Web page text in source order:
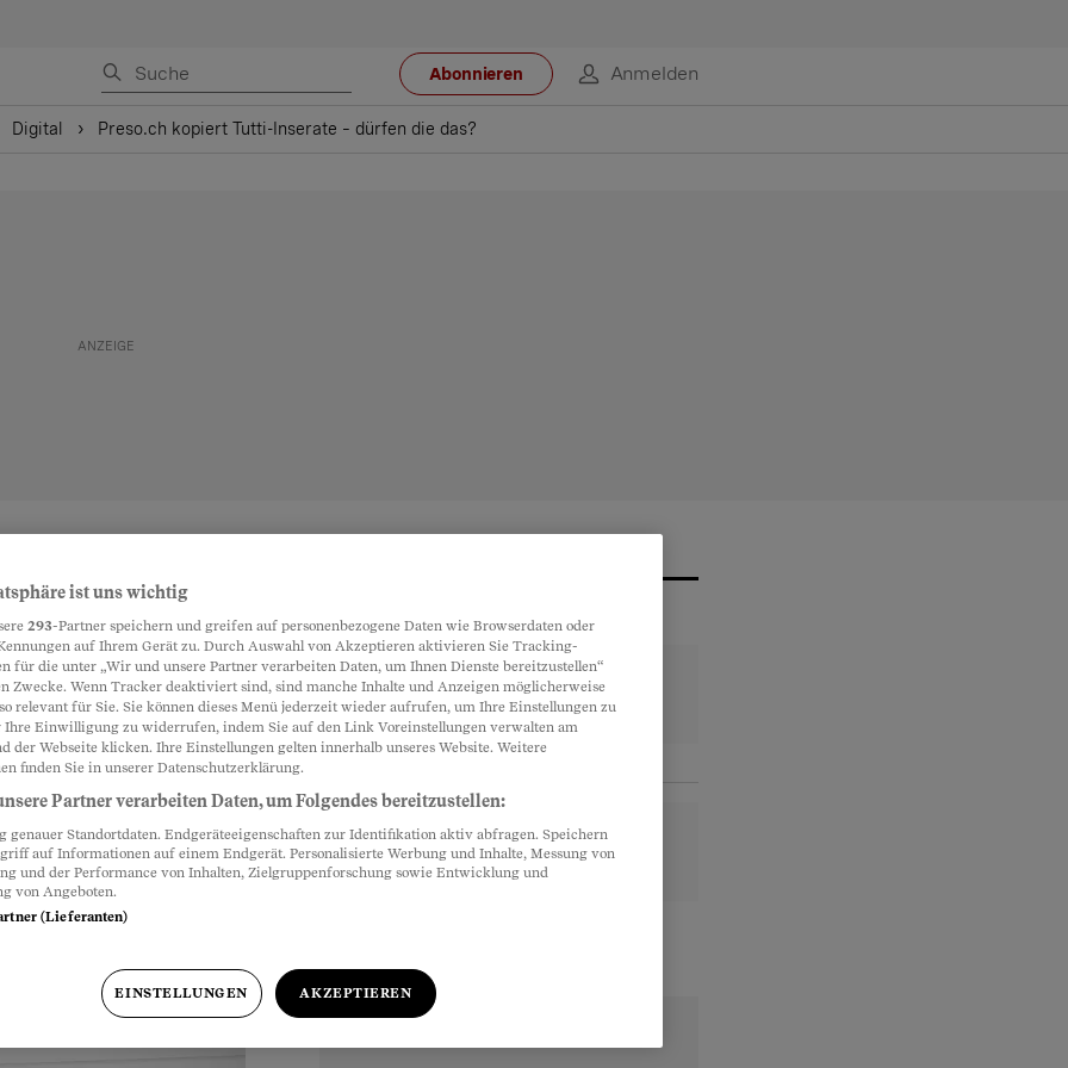
Abonnieren Anmelden
Digital Preso.ch kopiert Tutti-Inserate – dürfen die das?
–
auf der Inserate-
von
hatte ihre
ist uns wichtig
293-Partner speichern und greifen auf personenbezogene Daten wie Browserdaten oder
auf Ihrem Gerät zu. Durch Auswahl von Akzeptieren aktivieren Sie Tracking-
für die unter „Wir und unsere Partner verarbeiten Daten, um Ihnen Dienste bereitzustellen“
Zwecke. Wenn Tracker deaktiviert sind, sind manche Inhalte und Anzeigen möglicherweise
relevant für Sie. Sie können dieses Menü jederzeit wieder aufrufen, um Ihre Einstellungen zu
Ihre Einwilligung zu widerrufen, indem Sie auf den Link Voreinstellungen verwalten am
der Webseite klicken. Ihre Einstellungen gelten innerhalb unseres Website. Weitere
finden Sie in unserer Datenschutzerklärung.
Partner verarbeiten Daten, um Folgendes bereitzustellen:
genauer Standortdaten. Endgeräteeigenschaften zur Identifikation aktiv abfragen. Speichern
auf Informationen auf einem Endgerät. Personalisierte Werbung und Inhalte, Messung von
und der Performance von Inhalten, Zielgruppenforschung sowie Entwicklung und
von Angeboten.
(Lieferanten)
EINSTELLUNGEN AKZEPTIEREN